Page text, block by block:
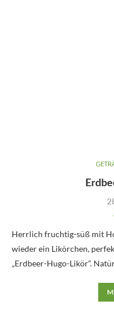
Herrlich fruchtig-süß mit
wieder ein Likörchen,
„Erdbeer-Hugo-Likör“.